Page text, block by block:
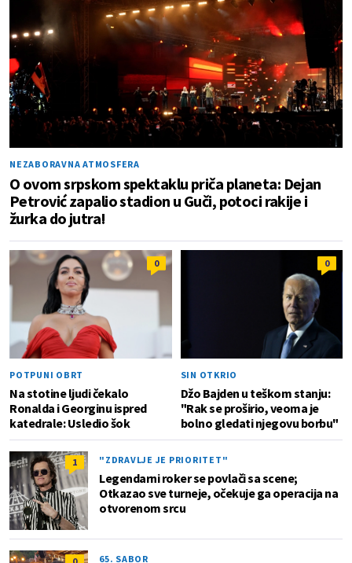
NEZABORAVNA ATMOSFERA
O ovom srpskom spektaklu priča planeta: Dejan
Petrović zapalio stadion u Guči, potoci rakije i
žurka do jutra!
0
POTPUNI OBRT
Na stotine ljudi čekalo
Ronalda i Georginu ispred
katedrale: Usledio šok
0
SIN OTKRIO
Džo Bajden u teškom stanju:
"Rak se proširio, veoma je
bolno gledati njegovu borbu"
1 "ZDRAVLJE JE PRIORITET"
Legendarni roker se povlači sa scene;
Otkazao sve turneje, očekuje ga operacija na
otvorenom srcu
65. SABOR